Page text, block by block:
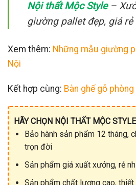
Nội thất Mộc Style–
giường pallet đẹp, giá
Xem thêm: Những mẫu giường
Nội
Kết hợp cùng: Bàn ghế gỗ
HÃY CHỌN NỘI THẤT MỘC
Bảo hành sản phẩm 12 tháng,
trọn đời
Sản phẩm giá xuất xưởng, rẻ
Sản phẩm chất lượng cao,